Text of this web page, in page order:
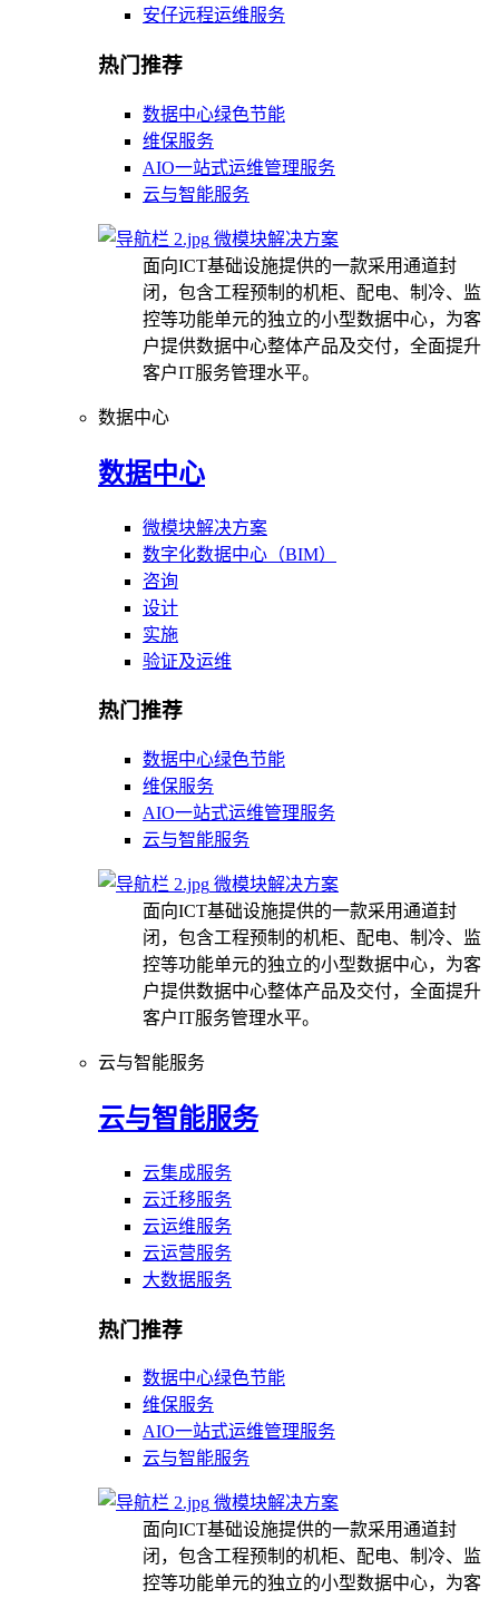
安仔远程运维服务
热门推荐
数据中心绿色节能
维保服务
AIO一站式运维管理服务
云与智能服务
微模块解决方案
面向ICT基础设施提供的一款采用通道封
闭，包含工程预制的机柜、配电、制冷、监
控等功能单元的独立的小型数据中心，为客
户提供数据中心整体产品及交付，全面提升
客户IT服务管理水平。
数据中心
数据中心
微模块解决方案
数字化数据中心（BIM）
咨询
设计
实施
验证及运维
热门推荐
数据中心绿色节能
维保服务
AIO一站式运维管理服务
云与智能服务
微模块解决方案
面向ICT基础设施提供的一款采用通道封
闭，包含工程预制的机柜、配电、制冷、监
控等功能单元的独立的小型数据中心，为客
户提供数据中心整体产品及交付，全面提升
客户IT服务管理水平。
云与智能服务
云与智能服务
云集成服务
云迁移服务
云运维服务
云运营服务
大数据服务
热门推荐
数据中心绿色节能
维保服务
AIO一站式运维管理服务
云与智能服务
微模块解决方案
面向ICT基础设施提供的一款采用通道封
闭，包含工程预制的机柜、配电、制冷、监
控等功能单元的独立的小型数据中心，为客